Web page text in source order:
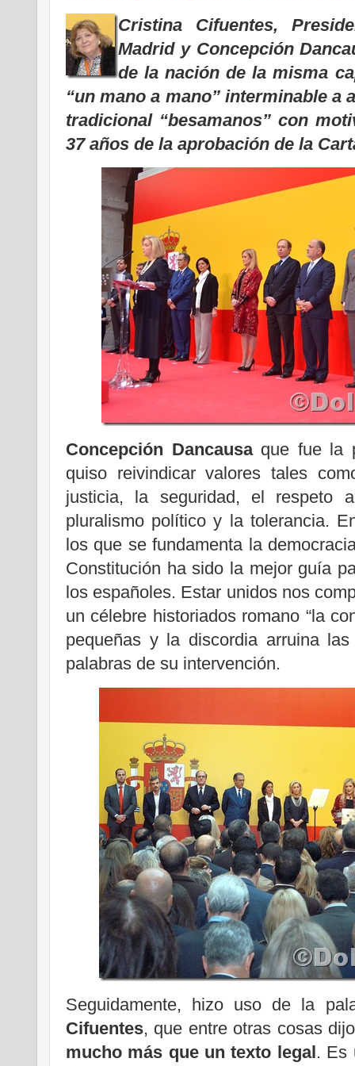
Cristina Cifuentes,
Madrid y Concepción
de la nación de la misma
“un mano a mano” interminable a
tradicional “besamanos” con
37 años de la aprobación de la
Concepción Dancausaque fue la
quiso reivindicar valores tales
justicia, la seguridad, el respeto
pluralismo político y la tolerancia.
los que se fundamenta la
Constitución ha sido la mejor guía
los españoles. Estar unidos nos
un célebre historiados romano “la
pequeñas y la discordia arruina
palabras de su intervención.
Seguidamente, hizo uso de la
Cifuentes, que entre otras cosas
mucho más que un texto legal. Es